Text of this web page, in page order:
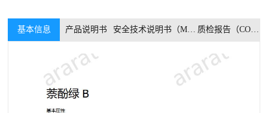
基本信息 产品说明书 安全技术说明书（MSDS） 质检报告（COA）